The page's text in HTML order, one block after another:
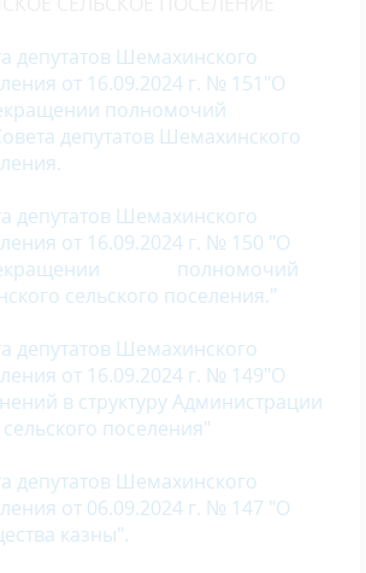
депутатов Шемахинского
от 16.09.2024 г. № 151"О
полномочий
депутатов Шемахинского
депутатов Шемахинского
от 16.09.2024 г. № 150 "О
полномочий
сельского поселения."
депутатов Шемахинского
от 16.09.2024 г. № 149"О
в структуруАдминистрации
поселения"
депутатов Шемахинского
от 06.09.2024 г. № 147 "О
казны".